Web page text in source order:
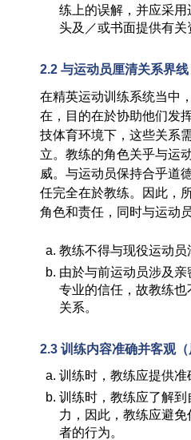
练上的误解，并应采
头及／或书面提供有关
2.2 与运动员厘清关系界线
在精英运动训练系统当中
在，目的在於协助他们发
技体育环境下，这些关系
立。教练的角色关乎与运
威。与运动员保持合乎道
任完全在於教练。因此，
角色和责任，同时与运动
教练不得与现役运动员
由於与前运动员涉及
专业的信任，故教练
关系。
2.3 训练内容准确并客观（
训练时，教练应提供准
训练时，教练应了解
力，因此，教练应避
者的行为。